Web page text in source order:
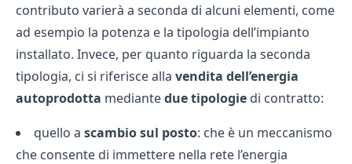
contributo varierà a seconda di alcuni elementi, come
ad esempio la potenza e la tipologia dell’impianto
installato. Invece, per quanto riguarda la seconda
tipologia, ci si riferisce alla vendita dell’energia
autoprodotta medianteduetipologie di contratto:
quello a scambio sul posto: che è un meccanismo
che consente di immettere nella rete l’energia